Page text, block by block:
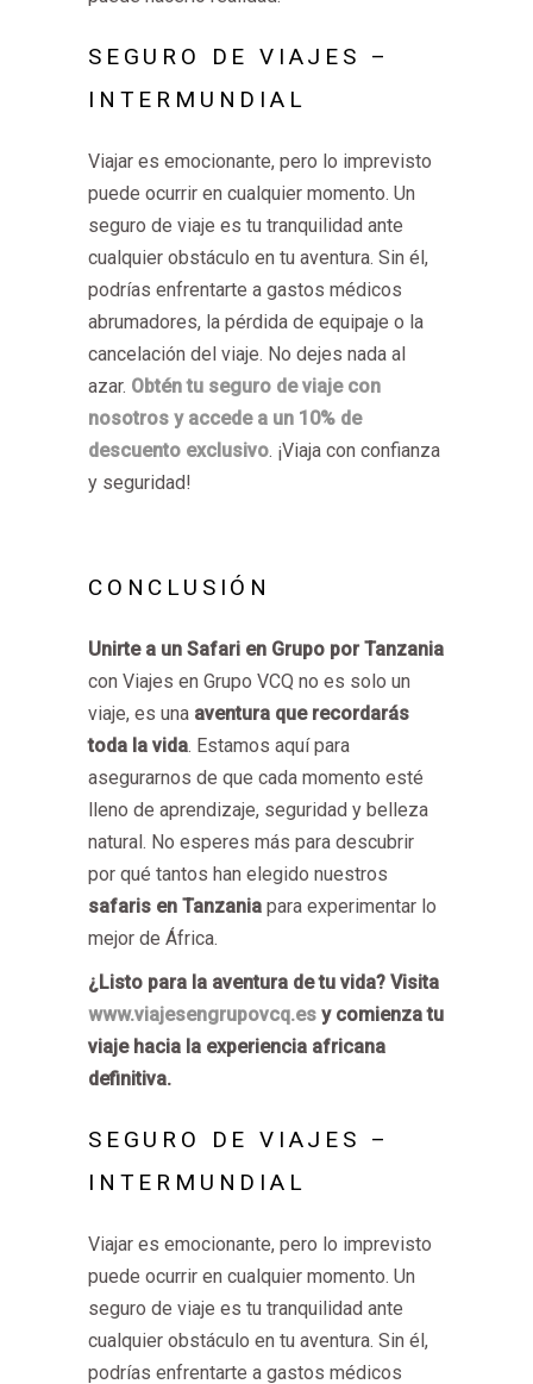
SEGURO DE VIAJES –
INTERMUNDIAL
Viajar es emocionante, pero lo imprevisto
puede ocurrir en cualquier momento. Un
seguro de viaje es tu tranquilidad ante
cualquier obstáculo en tu aventura. Sin él,
podrías enfrentarte a gastos médicos
abrumadores, la pérdida de equipaje o la
cancelación del viaje. No dejes nada al
azar. Obtén tu seguro de viaje con
nosotros y accede a un 10% de
descuento exclusivo. ¡Viaja con confianza
y seguridad!
CONCLUSIÓN
Unirte a un Safari en Grupo por Tanzania
con Viajes en Grupo VCQ no es solo un
viaje, es una aventura que recordarás
toda la vida. Estamos aquí para
asegurarnos de que cada momento esté
lleno de aprendizaje, seguridad y belleza
natural. No esperes más para descubrir
por qué tantos han elegido nuestros
safaris en Tanzania para experimentar lo
mejor de África.
¿Listo para la aventura de tu vida? Visita
www.viajesengrupovcq.es y comienza tu
viaje hacia la experiencia africana
definitiva.
SEGURO DE VIAJES –
INTERMUNDIAL
Viajar es emocionante, pero lo imprevisto
puede ocurrir en cualquier momento. Un
seguro de viaje es tu tranquilidad ante
cualquier obstáculo en tu aventura. Sin él,
podrías enfrentarte a gastos médicos